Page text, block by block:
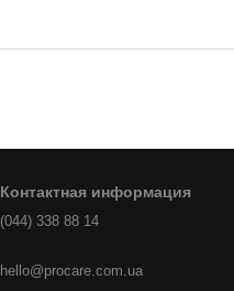
Контактная информация
(044) 338 88 14
hello@procare.com.ua